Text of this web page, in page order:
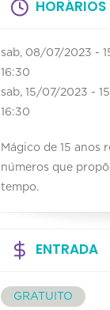
HORÁRIOS
sab, 08/07/2023 -
16:30
sab, 15/07/2023 -
16:30
Mágico de 15 anos
números que
tempo.
ENTRADA
GRATUITO